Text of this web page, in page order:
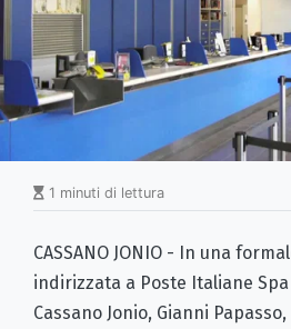
1 minuti di lettura
CASSANO JONIO - In una
indirizzata a Poste Italiane
Cassano Jonio, Gianni